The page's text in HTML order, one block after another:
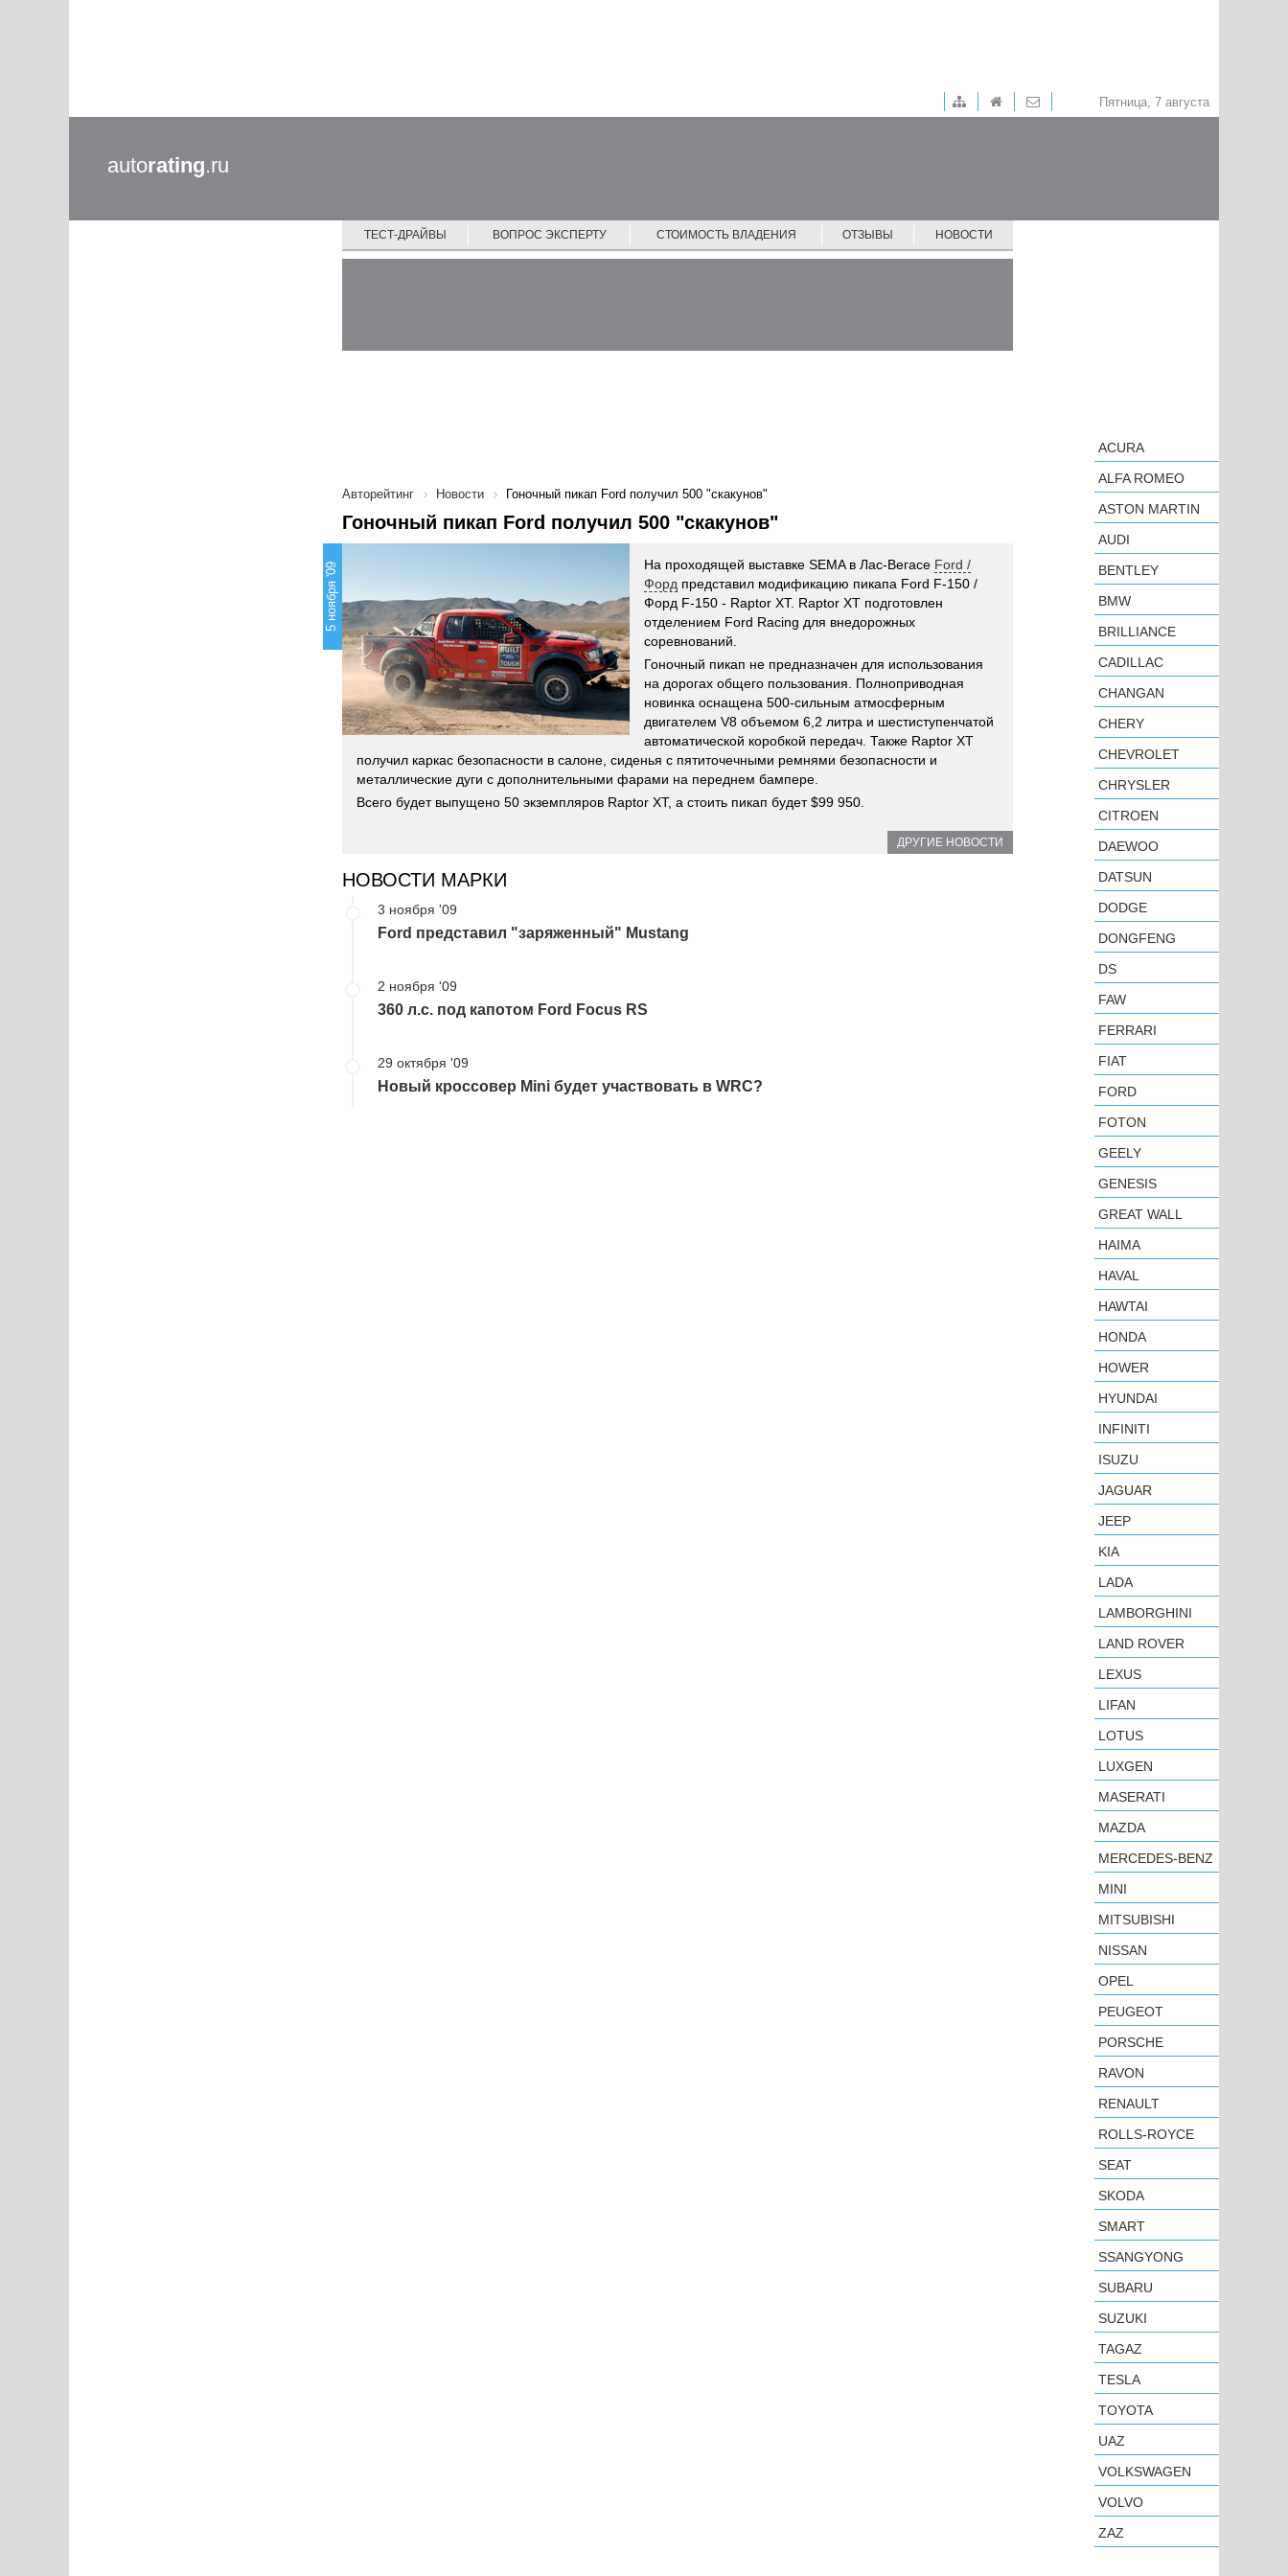
Пятница, 7 августа
autorating.ru
ТЕСТ-ДРАЙВЫ ВОПРОС ЭКСПЕРТУ СТОИМОСТЬ ВЛАДЕНИЯ ОТЗЫВЫ НОВОСТИ
Авторейтинг Новости Гоночный пикап Ford получил 500 "скакунов"
Гоночный пикап Ford получил 500 "скакунов"
5 ноября '09 На проходящей выставке SEMA в Лас-Вегасе Ford /
Форд представил модификацию пикапа Ford F-150 /
Форд F-150 - Raptor XT. Raptor XT подготовлен
отделением Ford Racing для внедорожных
соревнований.
Гоночный пикап не предназначен для использования
на дорогах общего пользования. Полноприводная
новинка оснащена 500-сильным атмосферным
двигателем V8 объемом 6,2 литра и шестиступенчатой
автоматической коробкой передач. Также Raptor XT
получил каркас безопасности в салоне, сиденья с пятиточечными ремнями безопасности и
металлические дуги с дополнительными фарами на переднем бампере.
Всего будет выпущено 50 экземпляров Raptor XT, а стоить пикап будет $99 950.
ДРУГИЕ НОВОСТИ
НОВОСТИ МАРКИ
3 ноября '09
Ford представил "заряженный" Mustang
2 ноября '09
360 л.с. под капотом Ford Focus RS
29 октября '09
Новый кроссовер Mini будет участвовать в WRC?
ACURA
ALFA ROMEO
ASTON MARTIN
AUDI
BENTLEY
BMW
BRILLIANCE
CADILLAC
CHANGAN
CHERY
CHEVROLET
CHRYSLER
CITROEN
DAEWOO
DATSUN
DODGE
DONGFENG
DS
FAW
FERRARI
FIAT
FORD
FOTON
GEELY
GENESIS
GREAT WALL
HAIMA
HAVAL
HAWTAI
HONDA
HOWER
HYUNDAI
INFINITI
ISUZU
JAGUAR
JEEP
KIA
LADA
LAMBORGHINI
LAND ROVER
LEXUS
LIFAN
LOTUS
LUXGEN
MASERATI
MAZDA
MERCEDES-BENZ
MINI
MITSUBISHI
NISSAN
OPEL
PEUGEOT
PORSCHE
RAVON
RENAULT
ROLLS-ROYCE
SEAT
SKODA
SMART
SSANGYONG
SUBARU
SUZUKI
TAGAZ
TESLA
TOYOTA
UAZ
VOLKSWAGEN
VOLVO
ZAZ